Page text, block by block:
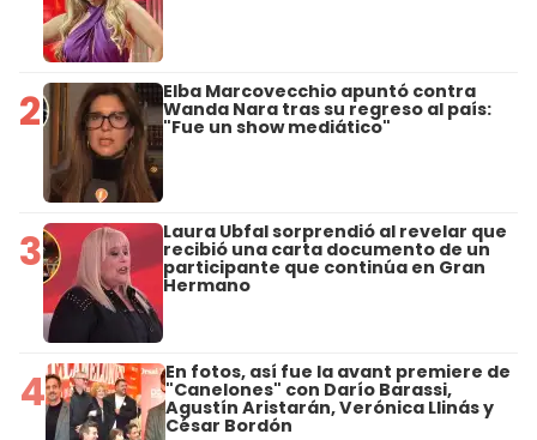
2 Elba Marcovecchio apuntó contra
Wanda Nara tras su regreso al país:
"Fue un show mediático"
3 Laura Ubfal sorprendió al revelar que
recibió una carta documento de un
participante que continúa en Gran
Hermano
4 En fotos, así fue la avant premiere de
"Canelones" con Darío Barassi,
Agustín Aristarán, Verónica Llinás y
César Bordón